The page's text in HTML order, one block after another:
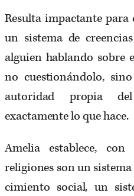
Resulta impactante para
un sistema de
alguien hablando sobre
no cuestionándolo,
autoridad propia
exactamente lo que hace.
Amelia establece,
religiones son un
cimiento social, un